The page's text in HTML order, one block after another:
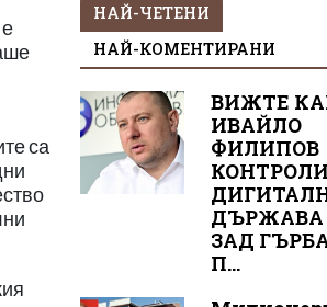
са
НАЙ-ЧЕТЕНИ
НАЙ-КОМЕНТИРАНИ
ВИЖТЕ
ИВАЙЛО
ФИЛИПОВ
ДЪРЖАВА
ЗАД
П...